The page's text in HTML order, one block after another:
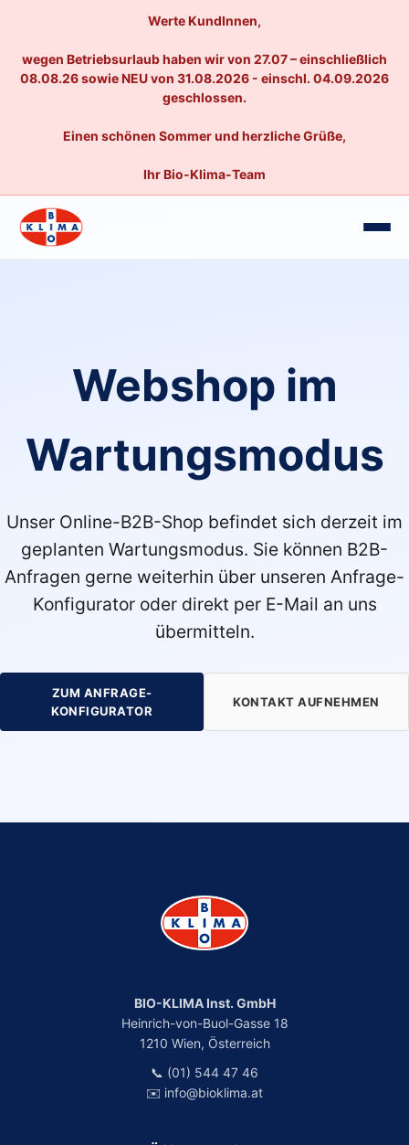
Werte KundInnen,
wegen Betriebsurlaub haben wir von 27.07 – einschließlich
08.08.26 sowie NEU von 31.08.2026 - einschl. 04.09.2026
geschlossen.
Einen schönen Sommer und herzliche Grüße,
Ihr Bio-Klima-Team
Webshop im
Wartungsmodus
Unser Online-B2B-Shop befindet sich derzeit im
geplanten Wartungsmodus. Sie können B2B-
Anfragen gerne weiterhin über unseren Anfrage-
Konfigurator oder direkt per E-Mail an uns
übermitteln.
ZUM ANFRAGE-
KONFIGURATOR
KONTAKT AUFNEHMEN
BIO-KLIMA Inst. GmbH
Heinrich-von-Buol-Gasse 18
1210 Wien, Österreich
📞 (01) 544 47 46
✉️ info@bioklima.at